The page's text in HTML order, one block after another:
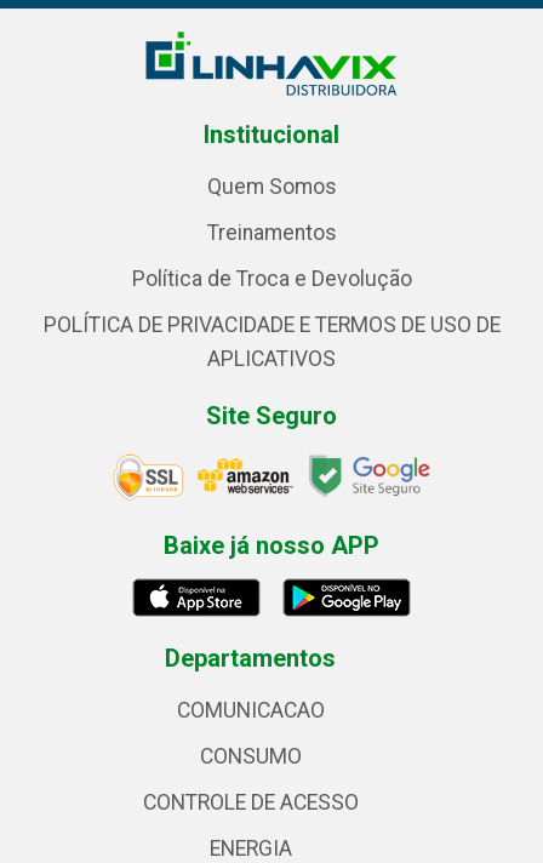
Institucional
Quem Somos
Treinamentos
Política de Troca e Devolução
POLÍTICA DE PRIVACIDADE E TERMOS DE USO DE
APLICATIVOS
Site Seguro
Baixe já nosso APP
Departamentos
COMUNICACAO
CONSUMO
CONTROLE DE ACESSO
ENERGIA